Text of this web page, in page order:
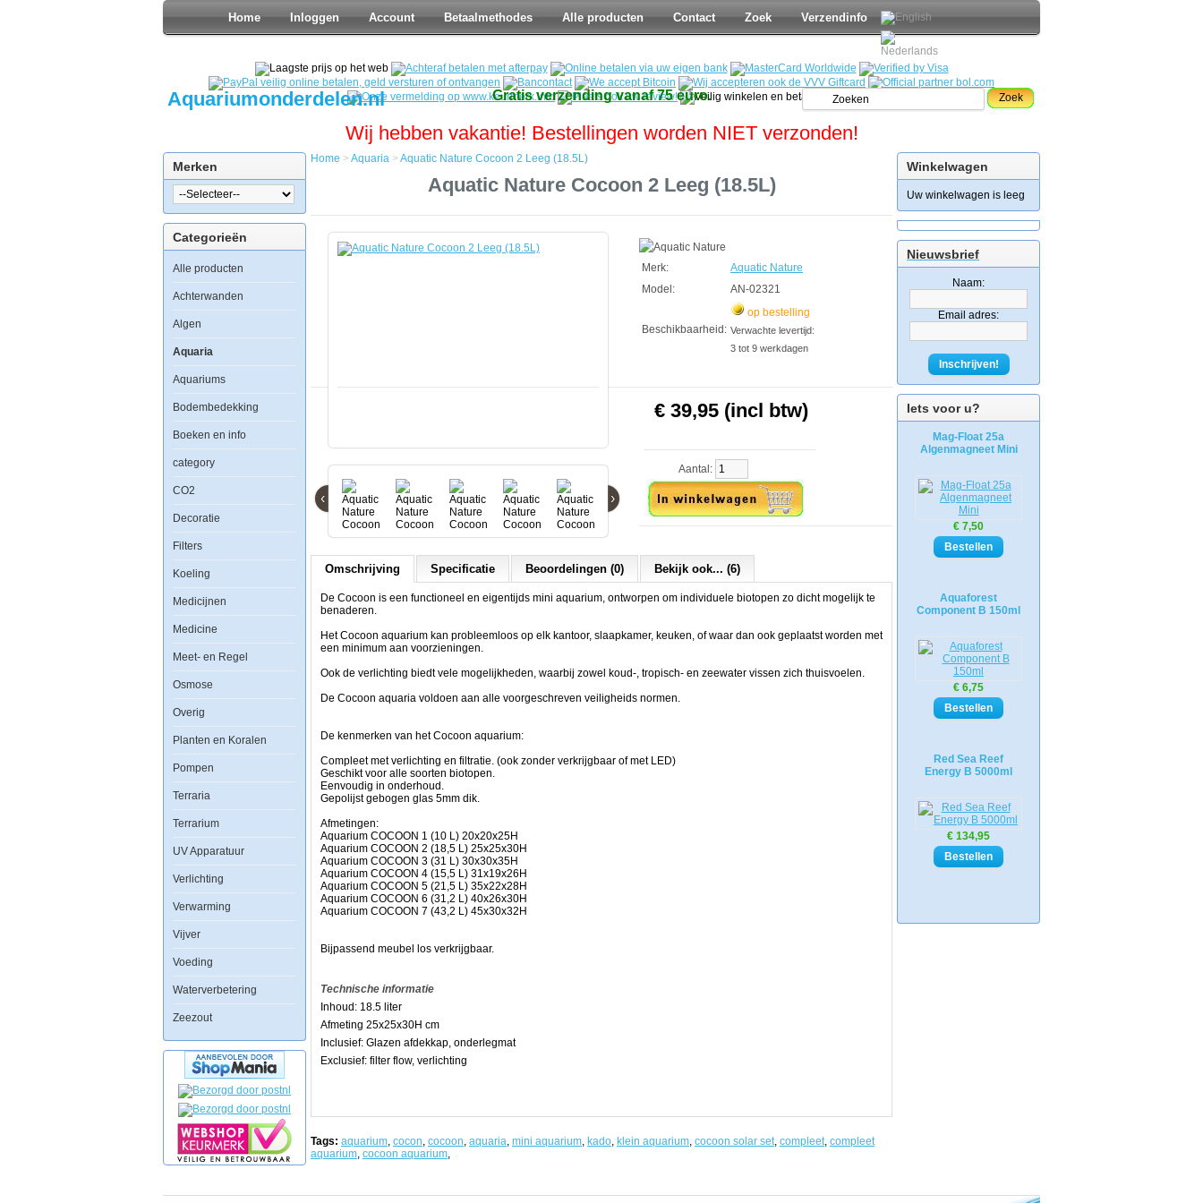
Home Inloggen Account Betaalmethodes Alle producten Contact Zoek Verzendinfo
Aquariumonderdelen.nl Gratis verzending vanaf 75 euro. Zoek
Wij hebben vakantie! Bestellingen worden NIET verzonden!
Merken
Categorieën
Alle producten
Achterwanden
Algen
Aquaria
Aquariums
Bodembedekking
Boeken en info
category
CO2
Decoratie
Filters
Koeling
Medicijnen
Medicine
Meet- en Regel
Osmose
Overig
Planten en Koralen
Pompen
Terraria
Terrarium
UV Apparatuur
Verlichting
Verwarming
Vijver
Voeding
Waterverbetering
Zeezout
Winkelwagen
Uw winkelwagen is leeg
Nieuwsbrief
Naam:
Email adres:
Inschrijven!
Iets voor u?
Mag-Float 25a
Algenmagneet Mini
€ 7,50
Aquaforest
Component B 150ml
€ 6,75
Red Sea Reef
Energy B 5000ml
€ 134,95
Nature
Cocoon
2
(18.5L)
een
eigentijds
aquarium,
ontworpen
individuele
Het
Cocoon
aquarium
probleemloos
op
elk
kantoor,
slaapkamer,
keuken,
waar
geplaatst
een
aan
voorzieningen.
Ook
de
zowel
koud-,
tropisch-
vissen
Home > Aquaria > Aquatic Nature Cocoon 2 Leeg (18.5L)
Aquatic Nature Cocoon 2 Leeg (18.5L)
‹ ›
Merk:
Aquatic Nature
Model:
AN-02321
Beschikbaarheid:
op bestelling
Verwachte levertijd:
3 tot 9 werkdagen
€ 39,95 (incl btw)
Aantal:
Omschrijving Specificatie Beoordelingen (0) Bekijk ook... (6)
De Cocoon is een functioneel en eigentijds mini aquarium, ontworpen om individuele biotopen zo dicht mogelijk te
benaderen.
Het Cocoon aquarium kan probleemloos op elk kantoor, slaapkamer, keuken, of waar dan ook geplaatst worden met
een minimum aan voorzieningen.
Ook de verlichting biedt vele mogelijkheden, waarbij zowel koud-, tropisch- en zeewater vissen zich thuisvoelen.
De Cocoon aquaria voldoen aan alle voorgeschreven veiligheids normen.
De kenmerken van het Cocoon aquarium:
Compleet met verlichting en filtratie. (ook zonder verkrijgbaar of met LED)
Geschikt voor alle soorten biotopen.
Eenvoudig in onderhoud.
Gepolijst gebogen glas 5mm dik.
Afmetingen:
Aquarium COCOON 1 (10 L) 20x20x25H
Aquarium COCOON 2 (18,5 L) 25x25x30H
Aquarium COCOON 3 (31 L) 30x30x35H
Aquarium COCOON 4 (15,5 L) 31x19x26H
Aquarium COCOON 5 (21,5 L) 35x22x28H
Aquarium COCOON 6 (31,2 L) 40x26x30H
Aquarium COCOON 7 (43,2 L) 45x30x32H
Bijpassend meubel los verkrijgbaar.
Technische informatie
Inhoud: 18.5 liter
Afmeting 25x25x30H cm
Inclusief: Glazen afdekkap, onderlegmat
Exclusief: filter flow, verlichting
Tags: aquarium, cocon, cocoon, aquaria, mini aquarium, kado, klein aquarium, cocoon solar set, compleet, compleet
aquarium, cocoon aquarium,